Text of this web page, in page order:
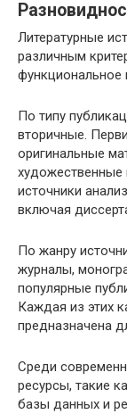
Литературные
различным
функциональное
По типу
вторичные.
оригинальные
художественные
источники
включая
По жанру
журналы,
популярные
Каждая из этих
предназначена
Среди
ресурсы, такие
базы данных и